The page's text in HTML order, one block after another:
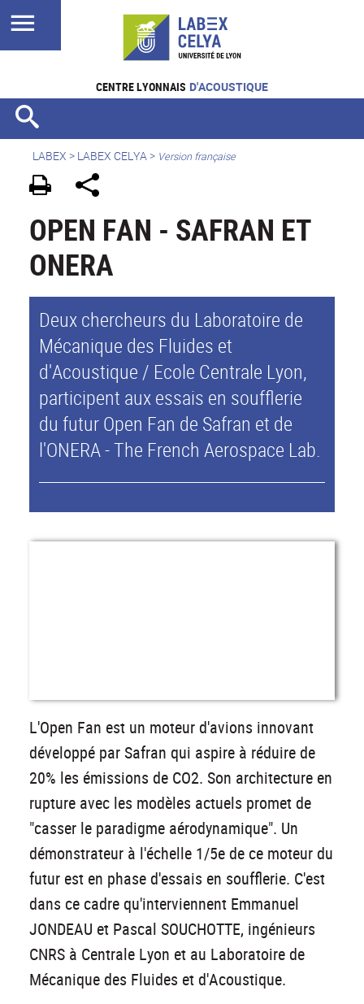
CENTRE LYONNAIS D'ACOUSTIQUE
LABEX > LABEX CELYA> Version française
OPEN FAN - SAFRAN ET
ONERA
Deux chercheurs du Laboratoire de
Mécanique des Fluides et
d'Acoustique / Ecole Centrale Lyon,
participent aux essais en soufflerie
du futur Open Fan de Safran et de
l'ONERA - The French Aerospace Lab.
L'Open Fan est un moteur d'avions innovant
développé par Safran qui aspire à réduire de
20% les émissions de CO2. Son architecture en
rupture avec les modèles actuels promet de
"casser le paradigme aérodynamique". Un
démonstrateur à l'échelle 1/5e de ce moteur du
futur est en phase d'essais en soufflerie. C'est
dans ce cadre qu'interviennent Emmanuel
JONDEAU et Pascal SOUCHOTTE, ingénieurs
CNRS à Centrale Lyon et au Laboratoire de
Mécanique des Fluides et d'Acoustique.